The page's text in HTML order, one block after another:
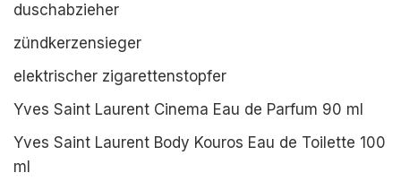
duschabzieher
zündkerzensieger
elektrischer zigarettenstopfer
Yves Saint Laurent Cinema Eau de Parfum 90 ml
Yves Saint Laurent Body Kouros Eau de Toilette 100
ml